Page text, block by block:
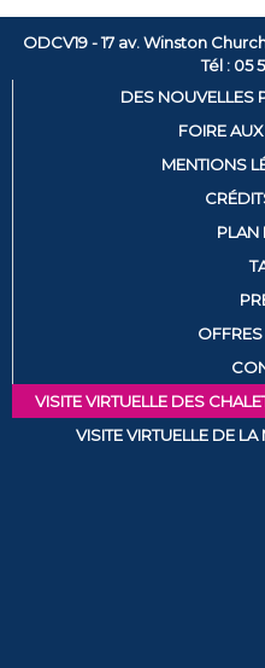
ODCV19 - 17 av. Winston
Tél : 05
DES NOUVELLES
FOIRE
MENTIONS
PLAN
VISITE VIRTUELLE DES
VISITE VIRTUELLE DE